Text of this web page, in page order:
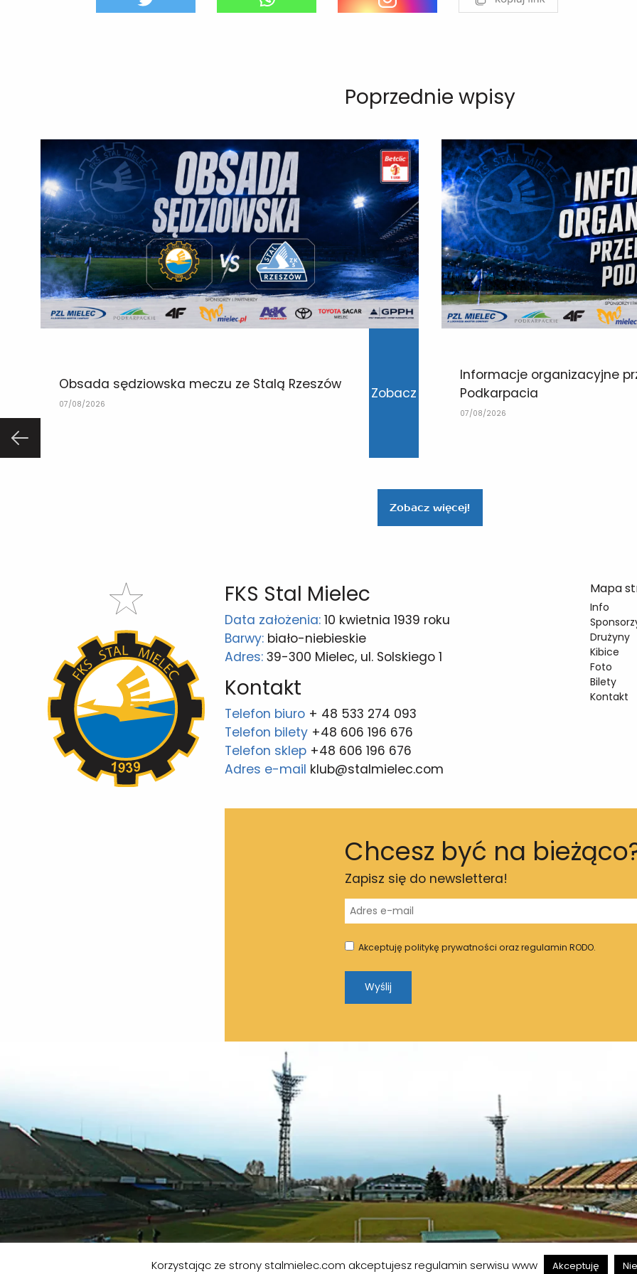
Poprzednie wpisy
Obsada sędziowska meczu ze Stalą Rzeszów
07/08/2026
Zobacz
Informacje organizacyjne
Podkarpacia
07/08/2026
Zobacz więcej!
FKS Stal Mielec
Data założenia: 10 kwietnia 1939 roku
Barwy: biało-niebieskie
Adres: 39-300 Mielec, ul. Solskiego 1
Kontakt
Telefon biuro + 48 533 274 093
Telefon bilety +48 606 196 676
Telefon sklep +48 606 196 676
Adres e-mail klub@stalmielec.com
Mapa
Info
Drużyny
Kibice
Foto
Bilety
Kontakt
Chcesz być na
Zapisz się do newslettera!
Akceptuję politykę prywatności oraz regulamin RODO.
Korzystając ze strony stalmielec.com akceptujesz regulamin serwisu www Akceptuję